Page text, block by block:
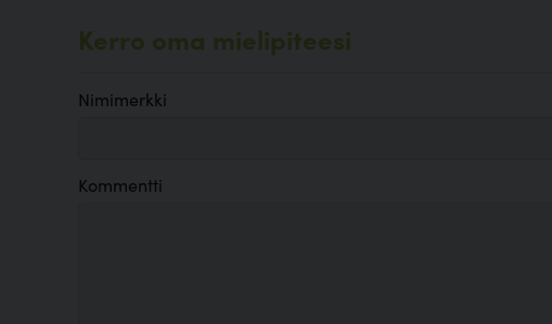
Kerro oma mielipiteesi
Nimimerkki
Kommentti